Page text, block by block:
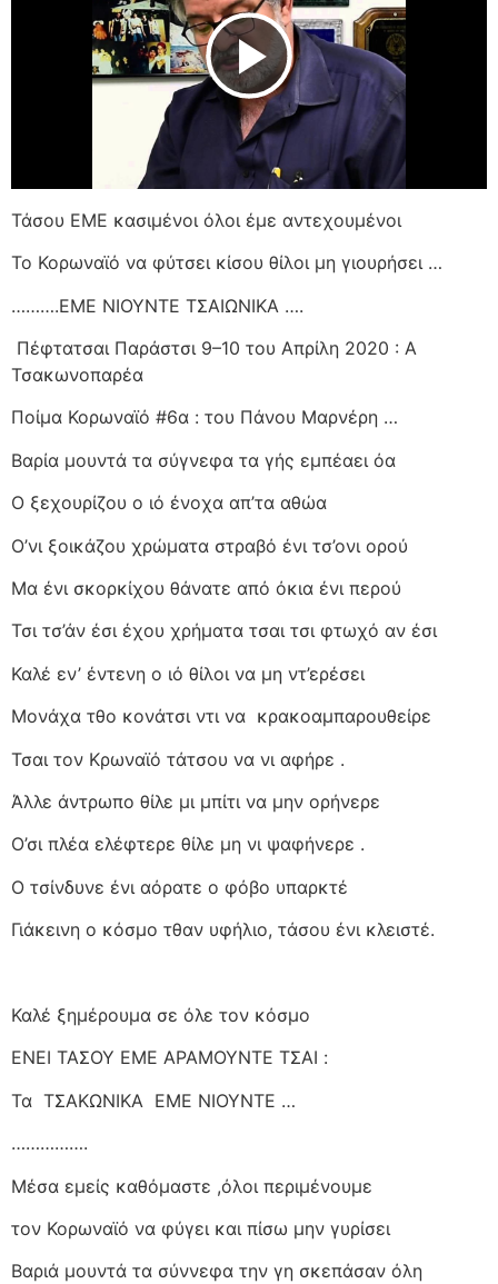
Play Video
Τάσου ΕΜΕ κασιμένοι όλοι έμε αντεχουμένοι
Το Κορωναϊό να φύτσει κίσου θίλοι μη γιουρήσει …
……….ΕΜΕ ΝΙΟΥΝΤΕ ΤΣΑΙΩΝΙΚΑ ….
Πέφτατσαι Παράστσι 9–10 του Απρίλη 2020 : Α
Τσακωνοπαρέα
Ποίμα Κορωναϊό #6α : του Πάνου Μαρνέρη …
Βαρία μουντά τα σύγνεφα τα γής εμπέαει όα
Ο ξεχουρίζου ο ιό ένοχα απ’τα αθώα
Ο’νι ξοικάζου χρώματα στραβό ένι τσ’ονι ορού
Μα ένι σκορκίχου θάνατε από όκια ένι περού
Τσι τσ’άν έσι έχου χρήματα τσαι τσι φτωχό αν έσι
Καλέ εν’ έντενη ο ιό θίλοι να μη ντ’ερέσει
Μονάχα τθο κονάτσι ντι να κρακοαμπαρουθείρε
Τσαι τον Κρωναϊό τάτσου να νι αφήρε .
Άλλε άντρωπο θίλε μι μπίτι να μην ορήνερε
Ο’σι πλέα ελέφτερε θίλε μη νι ψαφήνερε .
Ο τσίνδυνε ένι αόρατε ο φόβο υπαρκτέ
Γιάκεινη ο κόσμο τθαν υφήλιο, τάσου ένι κλειστέ.
Καλέ ξημέρουμα σε όλε τον κόσμο
ΕΝΕΙ ΤΑΣΟΥ ΕΜΕ ΑΡΑΜΟΥΝΤΕ ΤΣΑΙ :
Τα ΤΣΑΚΩΝΙΚΑ ΕΜΕ ΝΙΟΥΝΤΕ …
…………….
Μέσα εμείς καθόμαστε ,όλοι περιμένουμε
τον Κορωναϊό να φύγει και πίσω μην γυρίσει
Βαριά μουντά τα σύννεφα την γη σκεπάσαν όλη